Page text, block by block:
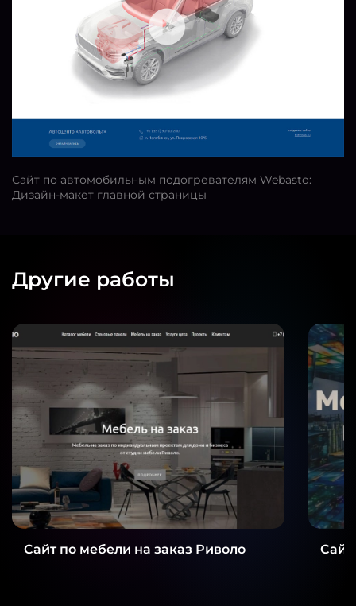
Сайт по автомобильным подогревателям Webasto:
Дизайн-макет главной страницы
Другие работы
Сайт по мебели на заказ Риволо Сайт